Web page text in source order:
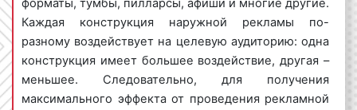
Пример р екламы на видеоэкранах. Фото 1
Пример р екламы на видеоэкранах. Фото 2
форматы, тумбы, пилларсы, афиши и многие другие.
Каждая конструкция наружной рекламы по-
разному воздействует на целевую аудиторию: одна
конструкция имеет большее воздействие, другая –
меньшее. Следовательно, для получения
максимального эффекта от проведения рекламной